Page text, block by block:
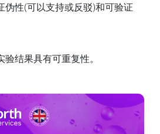
性(可以支持或反驳)和可验证
结果具有可重复性。